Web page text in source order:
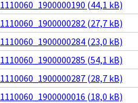
1110060_1900000190 (44,1 kB)
1110060_1900000282 (27,7 kB)
1110060_1900000284 (23,0 kB)
1110060_1900000285 (54,1 kB)
1110060_1900000287 (28,7 kB)
1110060_1900000016 (18,0 kB)